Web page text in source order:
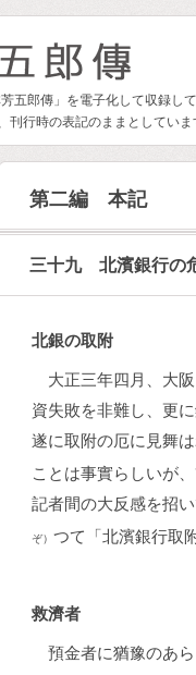
五郎傳」を電子化して収録し
刊行時の表記のままとしてい
第二編 本記
三十九 北濱銀行の
北銀の取附
大正三年四月、大
資失敗を非難し、更
遂に取附の厄に見舞
ことは事實らしいが
記者間の大反感を招
ぞ） つて「北濱銀行取
救濟者
預金者に猶豫のあ